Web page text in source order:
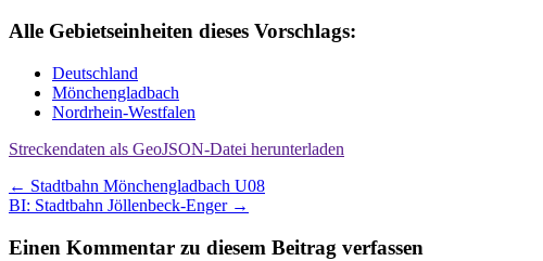
Alle Gebietseinheiten dieses Vorschlags:
Deutschland
Mönchengladbach
Nordrhein-Westfalen
Streckendaten als GeoJSON-Datei herunterladen
Beitragsnavigation
← Stadtbahn Mönchengladbach U08
BI: Stadtbahn Jöllenbeck-Enger →
Einen Kommentar zu diesem Beitrag verfassen